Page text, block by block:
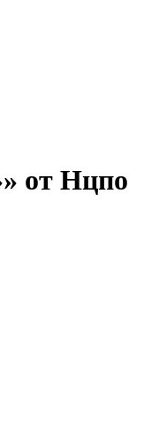
от Нцпо